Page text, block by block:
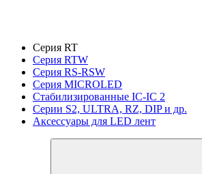
Серия RT
Серия RTW
Серия RS-RSW
Серия MICROLED
Стабилизированные IC-IC 2
Серии S2, ULTRA, RZ, DIP и др.
Аксессуары для LED лент